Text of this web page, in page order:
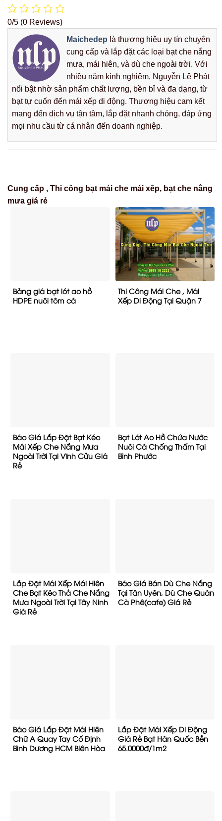
0/5 (0 Reviews)
Maichedep là thương hiệu uy tín chuyên
cung cấp và lắp đặt các loại bạt che nắng
mưa, mái hiên, và dù che ngoài trời. Với
nhiều năm kinh nghiệm, Nguyễn Lê Phát
nổi bật nhờ sản phẩm chất lượng, bền bỉ và đa dạng, từ
bạt tự cuốn đến mái xếp di động. Thương hiệu cam kết
mang đến dịch vụ tận tâm, lắp đặt nhanh chóng, đáp ứng
mọi nhu cầu từ cá nhân đến doanh nghiệp.
Cung cấp , Thi công bạt mái che mái xếp, bạt che nắng
mưa giá rẻ
Bảng giá bạt lót ao hồ
HDPE nuôi tôm cá
Thi Công Mái Che , Mái
Xếp Di Động Tại Quận 7
Báo Giá Lắp Đặt Bạt Kéo
Mái Xếp Che Nắng Mưa
Ngoài Trời Tại Vĩnh Cửu Giá
Rẻ
Bạt Lót Ao Hồ Chứa Nước
Nuôi Cá Chống Thấm Tại
Bình Phước
Lắp Đặt Mái Xếp Mái Hiên
Che Bạt Kéo Thả Che Nắng
Mưa Ngoài Trời Tại Tây Ninh
Giá Rẻ
Báo Giá Bán Dù Che Nắng
Tại Tân Uyên, Dù Che Quán
Cà Phê(cafe) Giá Rẻ
Báo Giá Lắp Đặt Mái Hiên
Chữ A Quay Tay Cố Định
Bình Dương HCM Biên Hòa
Lắp Đặt Mái Xếp Di Động
Giá Rẻ Bạt Hàn Quốc Bền
65.0000đ/1m2